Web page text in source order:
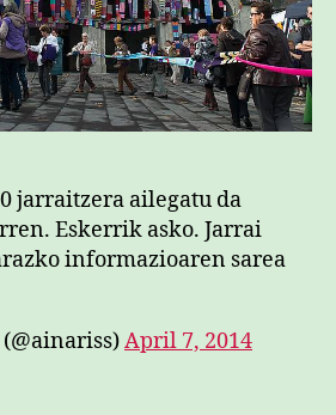
jarraitzera ailegatu da
Eskerrik asko. Jarrai
informazioaren sarea
April 7, 2014